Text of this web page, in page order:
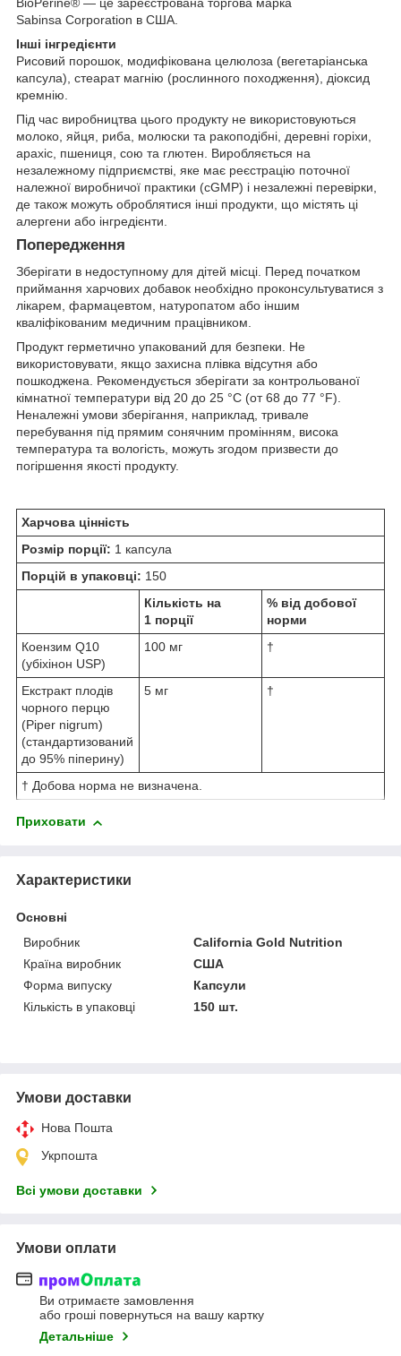
Sabinsa Corporation в США.
Інші інгредієнти
Рисовий порошок, модифікована целюлоза (вегетаріанська
капсула), стеарат магнію (рослинного походження), діоксид
кремнію.
Під час виробництва цього продукту не використовуються
молоко, яйця, риба, молюски та ракоподібні, деревні горіхи,
арахіс, пшениця, сою та глютен. Виробляється на
незалежному підприємстві, яке має реєстрацію поточної
належної виробничої практики (cGMP) і незалежні перевірки,
де також можуть оброблятися інші продукти, що містять ці
алергени або інгредієнти.
Попередження
Зберігати в недоступному для дітей місці. Перед початком
приймання харчових добавок необхідно проконсультуватися з
лікарем, фармацевтом, натуропатом або іншим
кваліфікованим медичним працівником.
Продукт герметично упакований для безпеки. Не
використовувати, якщо захисна плівка відсутня або
пошкоджена. Рекомендується зберігати за контрольованої
кімнатної температури від 20 до 25 °C (от 68 до 77 °F).
Неналежні умови зберігання, наприклад, тривале
перебування під прямим сонячним промінням, висока
температура та вологість, можуть згодом призвести до
погіршення якості продукту.
Харчова цінність
Розмір порції: 1 капсула
Порцій в упаковці: 150
Кількість на
1 порції
% від добової
норми
Коензим Q10
(убіхінон USP)
100 мг †
Екстракт плодів
чорного перцю
(Piper nigrum)
(стандартизований
до 95% піперину)
5 мг †
† Добова норма не визначена.
Приховати
Характеристики
Основні
Виробник
California Gold Nutrition
Країна виробник
США
Форма випуску
Капсули
Кількість в упаковці
150 шт.
Умови доставки
Нова Пошта
Укрпошта
Всі умови доставки
Умови оплати
Ви отримаєте замовлення
або гроші повернуться на вашу картку
Детальніше